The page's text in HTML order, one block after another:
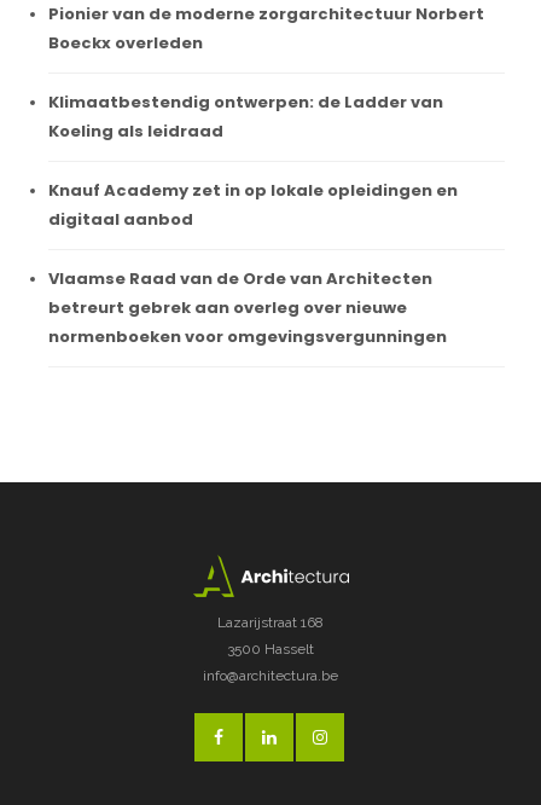
Pionier van de moderne zorgarchitectuur Norbert
Boeckx overleden
Klimaatbestendig ontwerpen: de Ladder van
Koeling als leidraad
Knauf Academy zet in op lokale opleidingen en
digitaal aanbod
Vlaamse Raad van de Orde van Architecten
betreurt gebrek aan overleg over nieuwe
normenboeken voor omgevingsvergunningen
Lazarijstraat 168
3500 Hasselt
info@architectura.be